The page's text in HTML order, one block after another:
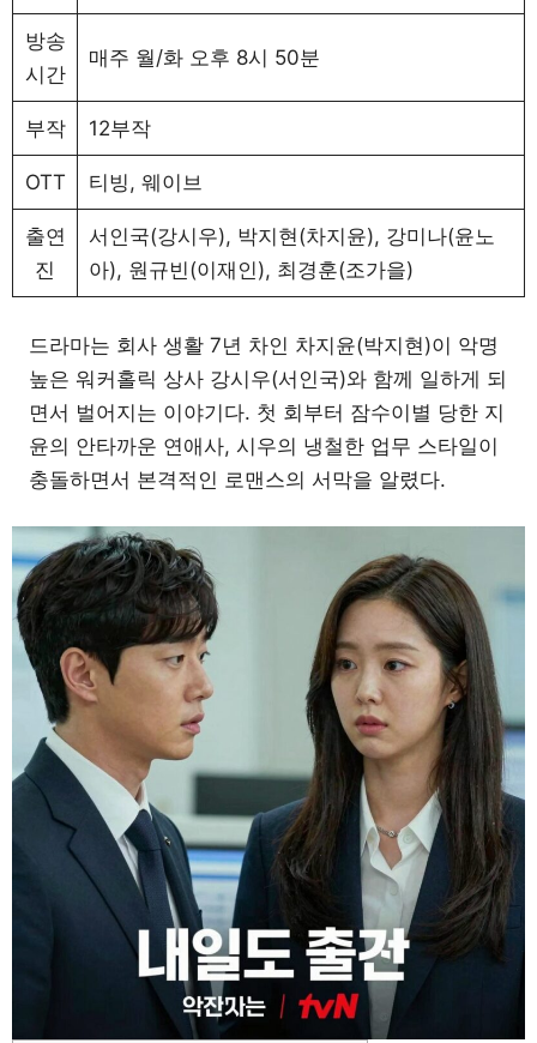
방송
시간
매주 월/화 오후 8시 50분
부작 12부작
OTT 티빙, 웨이브
출연
진
서인국(강시우), 박지현(차지윤), 강미나(윤노
아), 원규빈(이재인), 최경훈(조가을)
드라마는 회사 생활 7년 차인 차지윤(박지현)이 악명
높은 워커홀릭 상사 강시우(서인국)와 함께 일하게 되
면서 벌어지는 이야기다. 첫 회부터 잠수이별 당한 지
윤의 안타까운 연애사, 시우의 냉철한 업무 스타일이
충돌하면서 본격적인 로맨스의 서막을 알렸다.